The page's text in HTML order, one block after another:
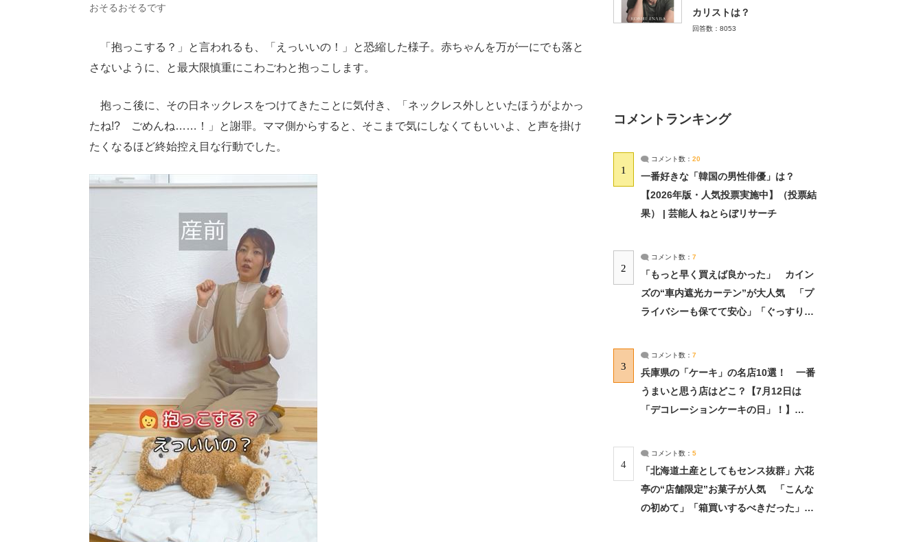
おそるおそるです
「抱っこする？」と言われるも、「えっいいの！」と恐縮した様子。赤ちゃんを万が一にでも落と
さないように、と最大限慎重にこわごわと抱っこします。
抱っこ後に、その日ネックレスをつけてきたことに気付き、「ネックレス外しといたほうがよかっ
たね!? ごめんね……！」と謝罪。ママ側からすると、そこまで気にしなくてもいいよ、と声を掛け
たくなるほど終始控え目な行動でした。
カリストは？
回答数：8053
コメントランキング
1
コメント数： 20
一番好きな「韓国の男性俳優」は？
【2026年版・人気投票実施中】（投票結
果） | 芸能人 ねとらぼリサーチ
2
コメント数： 7
「もっと早く買えば良かった」 カイン
ズの“車内遮光カーテン”が大人気 「プ
ライバシーも保てて安心」「ぐっすり眠
3
コメント数： 7
兵庫県の「ケーキ」の名店10選！ 一番
うまいと思う店はどこ？【7月12日は
「デコレーションケーキの日」！】
4
コメント数： 5
「北海道土産としてもセンス抜群」六花
亭の“店舗限定”お菓子が人気 「こんな
の初めて」「箱買いするべきだった」